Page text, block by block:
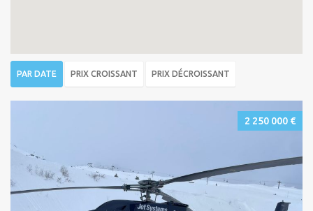
PAR DATE PRIX CROISSANT PRIX DÉCROISSANT
2 250 000 €